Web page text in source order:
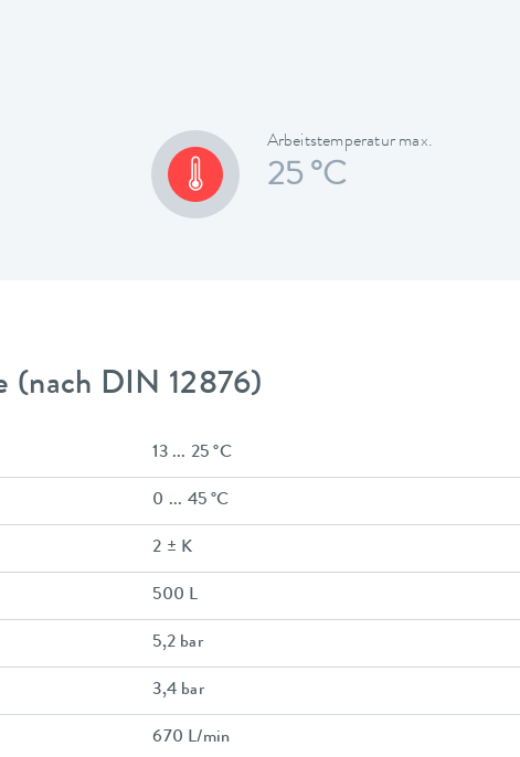
Arbeitstemperatur max.
25 °C
(nach DIN 12876)
13 ... 25 °C
0 ... 45 °C
2 ± K
500 L
5,2 bar
3,4 bar
670 L/min